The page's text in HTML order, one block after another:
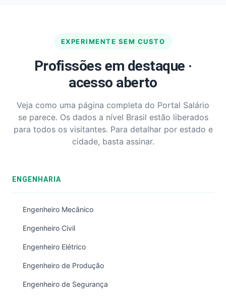
EXPERIMENTE SEM CUSTO
Profissões em destaque ·
acesso aberto
Veja como uma página completa do Portal Salário
se parece. Os dados a nível Brasil estão liberados
para todos os visitantes. Para detalhar por estado e
cidade, basta assinar.
ENGENHARIA
Engenheiro Mecânico
Engenheiro Civil
Engenheiro Elétrico
Engenheiro de Produção
Engenheiro de Segurança